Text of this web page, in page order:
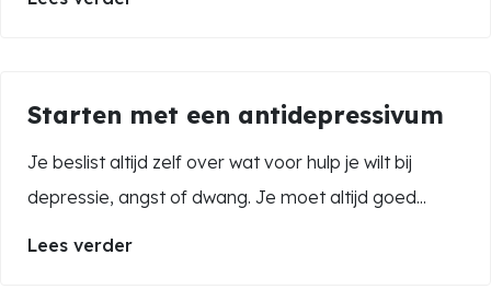
Starten met een antidepressivum
Je beslist altijd zelf over wat voor hulp je wilt bij
depressie, angst of dwang. Je moet altijd goed...
Lees verder